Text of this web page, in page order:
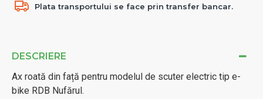
DESCRIERE
Ax roată din față pentru modelul de scuter electric tip e-
bike RDB Nufărul.
Plata transportului se face prin transfer bancar.